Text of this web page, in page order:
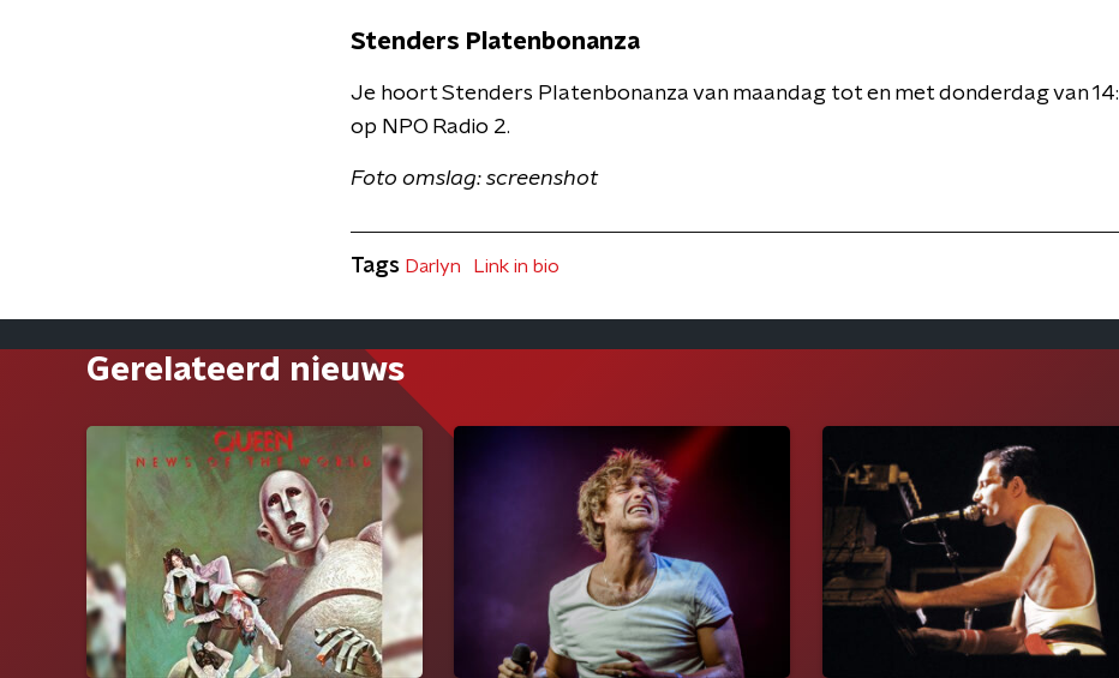
Stenders Platenbonanza
Je hoort Stenders Platenbonanza van maandag tot en met donderdag van
op NPO Radio 2.
Foto omslag: screenshot
Tags Darlyn Link in bio
Gerelateerd nieuws